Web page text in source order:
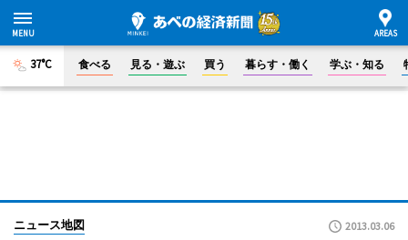
37°C 食べる 見る・遊ぶ 買う 暮らす・働く 学ぶ・知る
ニュース地図 2013.03.06